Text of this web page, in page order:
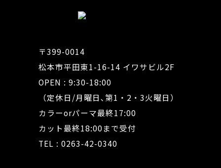
〒399-0014
松本市平田東1-16-14 イワサビル2F
OPEN : 9:30-18:00
（定休日/月曜日､第1・2・3火曜日）
カラーorパーマ最終17:00
カット最終18:00まで受付
TEL : 0263-42-0340